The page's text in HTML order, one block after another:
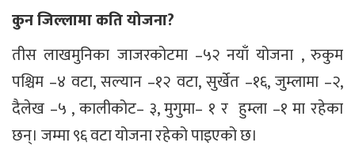
कुन जिल्लामा कति योजना?
तीस लाखमुनिका जाजरकोटमा –५२ नयाँ योजना , रुकुम
पश्चिम –४ वटा, सल्यान –१२ वटा, सुर्खेत –१६, जुम्लामा –२,
दैलेख –५ , कालीकोट– ३, मुगुमा– १ र हुम्ला –१ मा रहेका
छन्। जम्मा ९६ वटा योजना रहेको पाइएको छ।